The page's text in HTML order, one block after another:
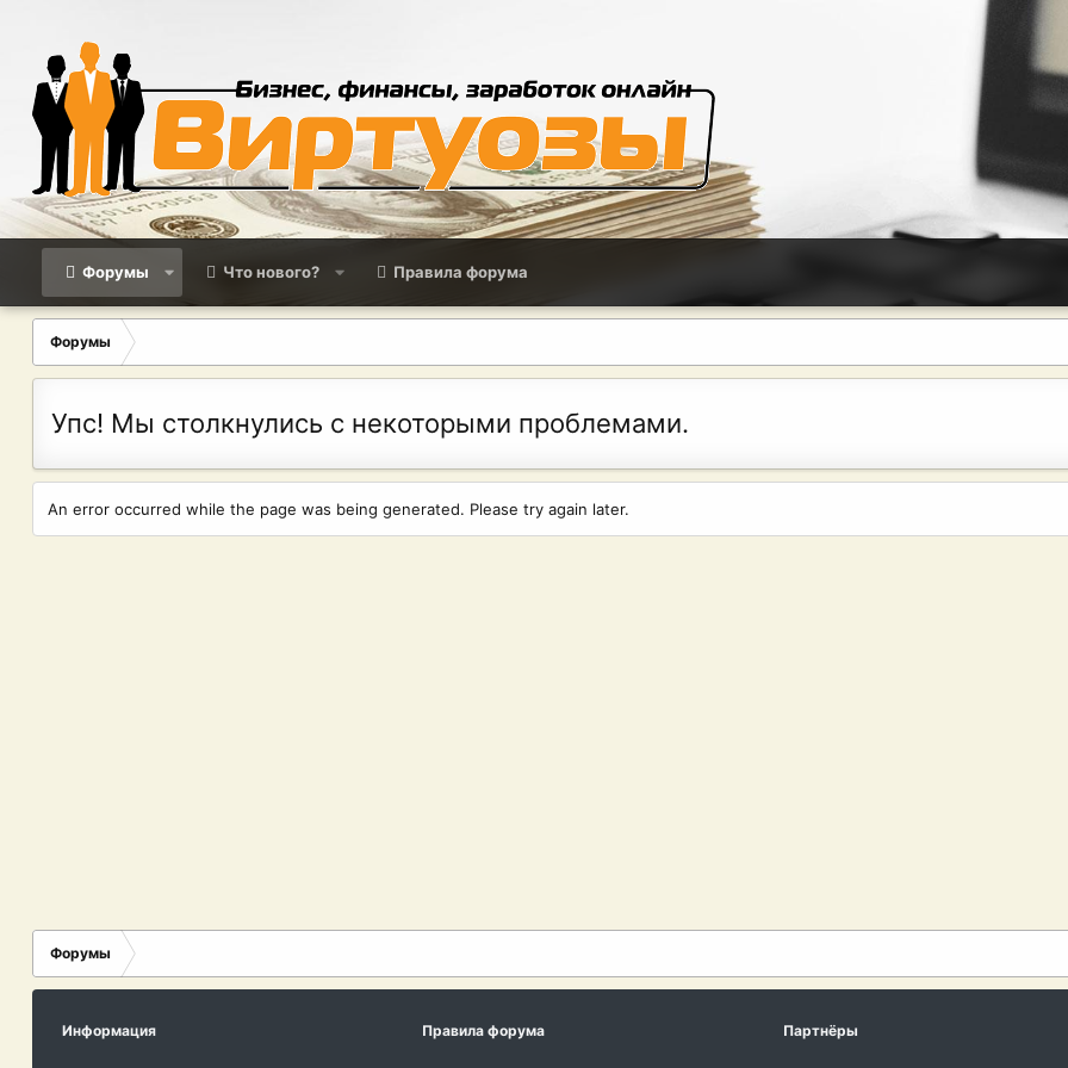
Форумы Что нового? Правила форума
Форумы
Упс! Мы столкнулись с некоторыми проблемами.
An error occurred while the page was being generated. Please try again later.
Форумы
Информация Правила форума Партнёры